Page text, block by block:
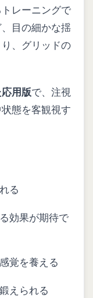
レーニングで
目の細かな揺
、グリッドの
用版で、注視
態を客観視す
る
効果が期待で
覚を養える
えられる